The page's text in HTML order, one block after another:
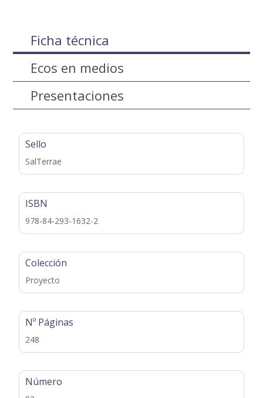
Ficha técnica
Ecos en medios
Presentaciones
Sello
SalTerrae
ISBN
978-84-293-1632-2
Colección
Proyecto
Nº Páginas
248
Número